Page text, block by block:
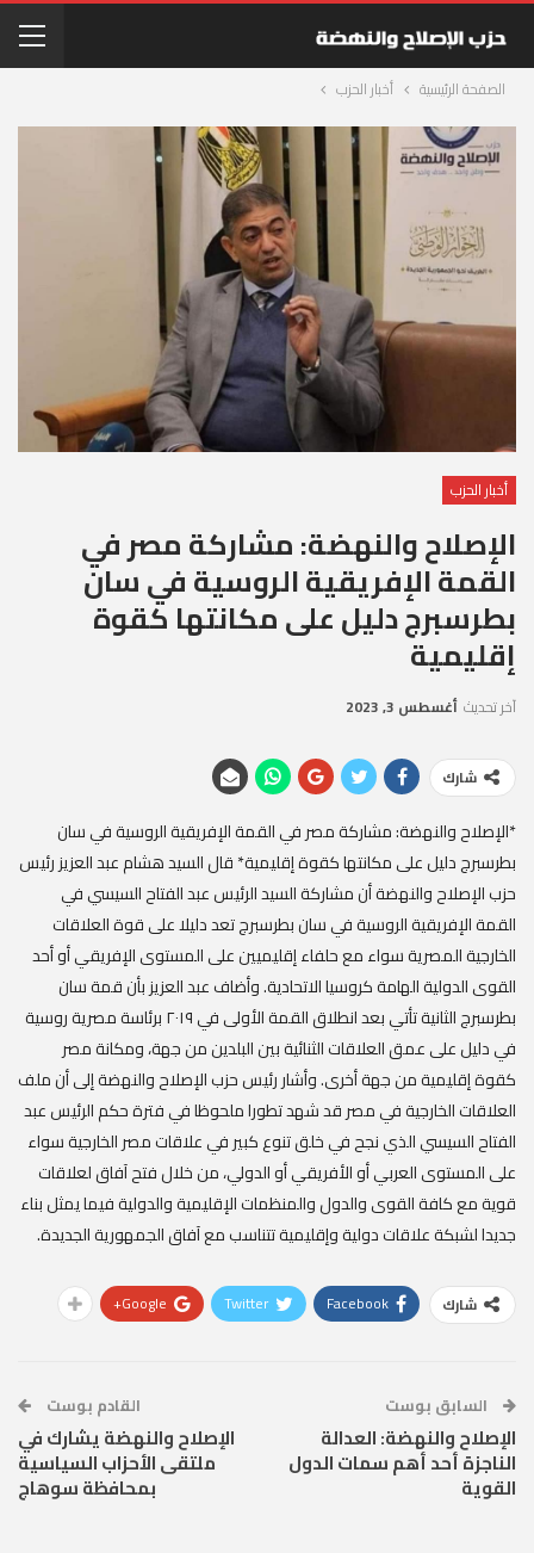
الصفحة الرئيسية أخبار الحزب
أخبار الحزب
الإصلاح والنهضة: مشاركة مصر في
القمة الإفريقية الروسية في سان
بطرسبرج دليل على مكانتها كقوة
إقليمية
آخر تحديث أغسطس 3, 2023
شارك
*الإصلاح والنهضة: مشاركة مصر في القمة الإفريقية الروسية في سان
بطرسبرج دليل على مكانتها كقوة إقليمية* قال السيد هشام عبد العزيز رئيس
حزب الإصلاح والنهضة أن مشاركة السيد الرئيس عبد الفتاح السيسي في
القمة الإفريقية الروسية في سان بطرسبرج تعد دليلا على قوة العلاقات
الخارجية المصرية سواء مع حلفاء إقليميين على المستوى الإفريقي أو أحد
القوى الدولية الهامة كروسيا الاتحادية. وأضاف عبد العزيز بأن قمة سان
بطرسبرج الثانية تأتي بعد انطلاق القمة الأولى في ٢٠١٩ برئاسة مصرية روسية
في دليل على عمق العلاقات الثنائية بين البلدين من جهة، ومكانة مصر
كقوة إقليمية من جهة أخرى. وأشار رئيس حزب الإصلاح والنهضة إلى أن ملف
العلاقات الخارجية في مصر قد شهد تطورا ملحوظا في فترة حكم الرئيس عبد
الفتاح السيسي الذي نجح في خلق تنوع كبير في علاقات مصر الخارجية سواء
على المستوى العربي أو الأفريقي أو الدولي، من خلال فتح آفاق لعلاقات
قوية مع كافة القوى والدول والمنظمات الإقليمية والدولية فيما يمثل بناء
جديدا لشبكة علاقات دولية وإقليمية تتناسب مع آفاق الجمهورية الجديدة.
شارك Facebook
Twitter
Google+
السابق بوست
الإصلاح والنهضة: العدالة
الناجزة أحد أهم سمات الدول
القوية
القادم بوست
الإصلاح والنهضة يشارك في
ملتقى الأحزاب السياسية
بمحافظة سوهاج